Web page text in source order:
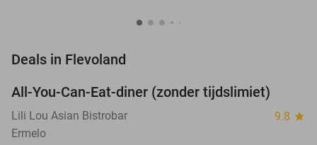
Deals in Flevoland
All-You-Can-Eat-diner (zonder tijdslimiet)
Lili Lou Asian Bistrobar 9.8 star
Ermelo